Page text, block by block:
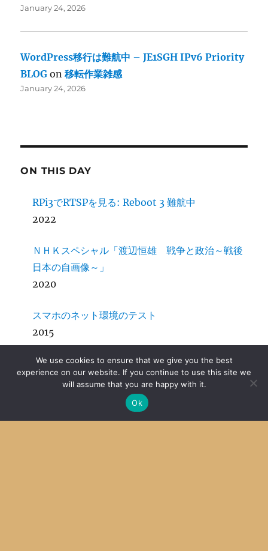
January 24, 2026
WordPress移行は難航中 – JE1SGH IPv6 Priority
BLOG on移転作業雑感
January 24, 2026
ON THIS DAY
RPi3でRTSPを見る: Reboot 3 難航中
2022
ＮＨＫスペシャル「渡辺恒雄 戦争と政治～戦後
日本の自画像～」
2020
スマホのネット環境のテスト
2015
サーバーのファイルシステムにエラー
We use cookies to ensure that we give you the best
experience on our website. If you continue to use this site we
will assume that you are happy with it.
Ok